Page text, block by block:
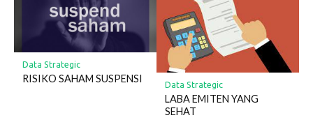
Data Strategic
RISIKO SAHAM SUSPENSI
Data Strategic
LABA EMITEN YANG
SEHAT